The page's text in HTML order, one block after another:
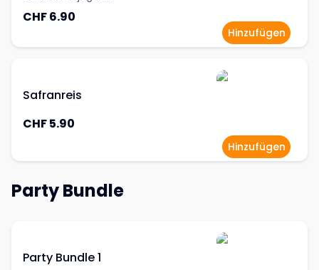
CHF 6.90
Hinzufügen
Safranreis
CHF 5.90
Hinzufügen
Party Bundle
Party Bundle 1